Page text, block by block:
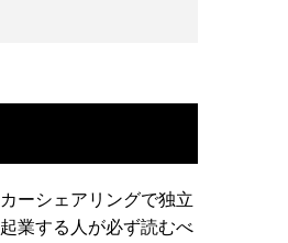
カーシェアリングで独立
起業する人が必ず読むべ